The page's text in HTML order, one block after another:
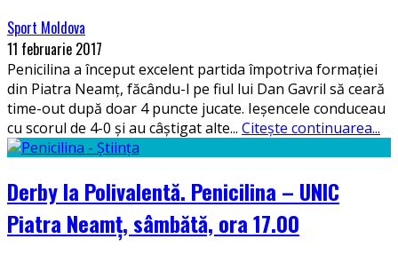
Sport Moldova
11 februarie 2017
Penicilina a început excelent partida împotriva formației
din Piatra Neamț, făcându-l pe fiul lui Dan Gavril să ceară
time-out după doar 4 puncte jucate. Ieșencele conduceau
cu scorul de 4-0 și au câștigat alte... Citește continuarea...
Derby la Polivalentă. Penicilina – UNIC
Piatra Neamț, sâmbătă, ora 17.00